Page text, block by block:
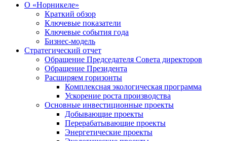
О «Норникеле»
Краткий обзор
Ключевые показатели
Ключевые события года
Бизнес-модель
Стратегический отчет
Обращение Председателя Совета директоров
Обращение Президента
Расширяем горизонты
Комплексная экологическая программа
Ускорение роста производства
Основные инвестиционные проекты
Добывающие проекты
Перерабатывающие проекты
Энергетические проекты